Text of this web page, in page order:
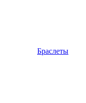
Браслеты